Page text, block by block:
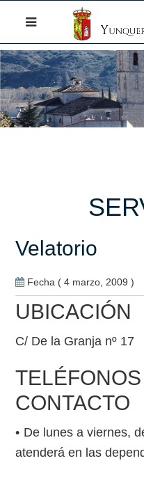
Velatorio
Fecha ( 4 marzo, 2009 )
UBICACIÓN
C/ De la Granja nº 17
CONTACTO
• De lunes a viernes,
atenderá en las